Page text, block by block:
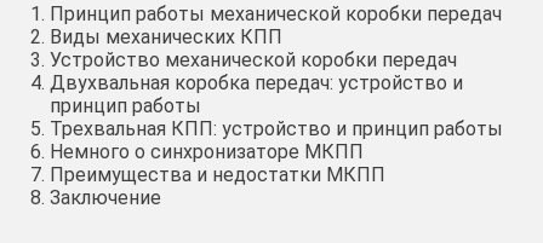
Принцип работы механической коробки передач
Виды механических КПП
Устройство механической коробки передач
Двухвальная коробка передач: устройство и
принцип работы
Трехвальная КПП: устройство и принцип работы
Немного о синхронизаторе МКПП
Преимущества и недостатки МКПП
Заключение